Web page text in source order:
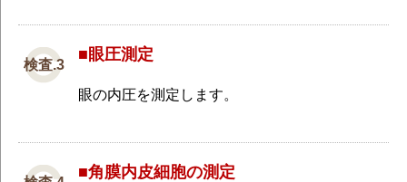
■眼圧測定
眼の内圧を測定します。
■角膜内皮細胞の測定